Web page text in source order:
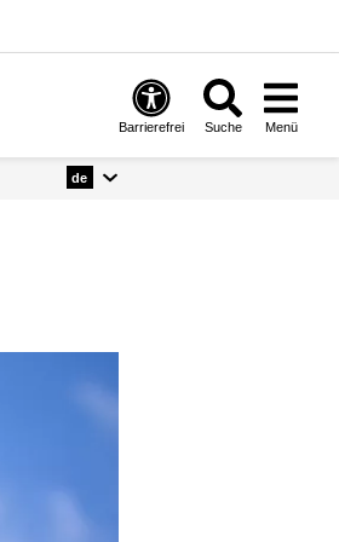
Barrierefrei Suche Menü
de